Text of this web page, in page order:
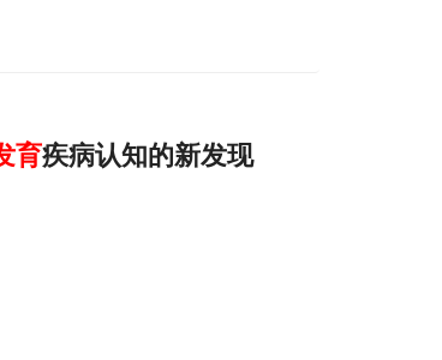
育疾病认知的新发现